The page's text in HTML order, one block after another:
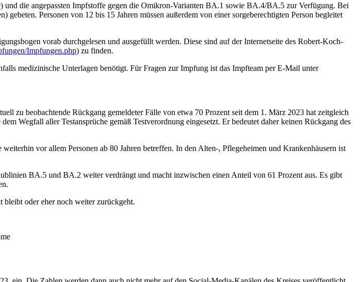
die angepassten Impfstoffe gegen die Omikron-Varianten BA.1 sowie BA.4/BA.5 zur Verfügung. Bei
Personen von 12 bis 15 Jahren müssen außerdem von einer sorgeberechtigten Person begleitet
vorab durchgelesen und ausgefüllt werden. Diese sind auf der Internetseite des Robert-Koch-
Impfungen.php) zu finden.
medizinische Unterlagen benötigt. Für Fragen zur Impfung ist das Impfteam per E-Mail unter
zu beobachtende Rückgang gemeldeter Fälle von etwa 70 Prozent seit dem 1. März 2023 hat zeitgleich
Wegfall aller Testansprüche gemäß Testverordnung eingesetzt. Er bedeutet daher keinen Rückgang des
vor allem Personen ab 80 Jahren betreffen. In den Alten-, Pflegeheimen und Krankenhäusern ist
BA.5 und BA.2 weiter verdrängt und macht inzwischen einen Anteil von 61 Prozent aus. Es gibt
bleibt oder eher noch weiter zurückgeht.